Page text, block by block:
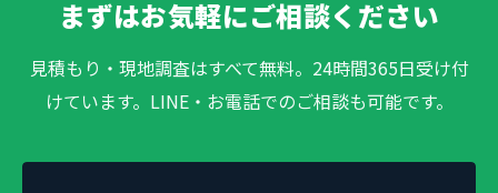
まずはお気軽にご相談ください
見積もり・現地調査はすべて無料。24時間365日受け付
けています。LINE・お電話でのご相談も可能です。